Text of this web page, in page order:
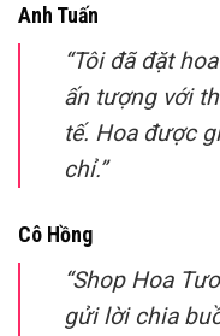
Anh Tuấn
“Tôi đã đặt
ấn tượng với
tế. Hoa được
chỉ.”
Cô Hồng
“Shop Hoa
gửi lời chia